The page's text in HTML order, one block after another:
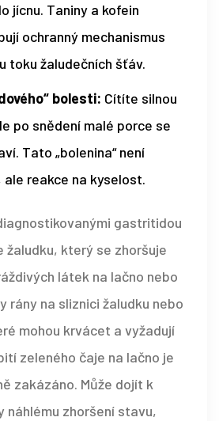
jícnu. Taniny a kofein
ochranný mechanismus
toku žaludečních šťáv.
bolesti: Cítíte silnou
po snědení malé porce se
Tato „bolenina“ není
reakce na kyselost.
gastritidou
žaludku, který se zhoršuje
látek na lačno nebo
rány na sliznici žaludku nebo
mohou krvácet a vyžadují
zeleného čaje na lačno je
zakázáno. Může dojít k
náhlému zhoršení stavu,